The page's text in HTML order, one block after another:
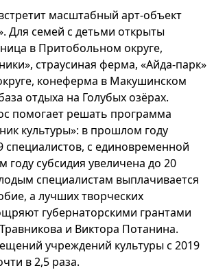
масштабный арт-объект
Для семей с детьми открыты
в Притобольном округе,
страусиная ферма, «Айда-парк»
конеферма в Макушинском
отдыха на Голубых озёрах.
помогает решать программа
культуры»: в прошлом году
специалистов, с единовременной
году субсидия увеличена до 20
специалистам выплачивается
а лучших творческих
губернаторскими грантами
и Виктора Потанина.
учреждений культуры с 2019
в 2,5 раза.